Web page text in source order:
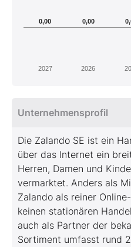
0,00 0,00
2027 2026
Unternehmensprofil
Die Zalando SE ist ein
über das Internet ein
Herren, Damen und
vermarktet. Anders als
Zalando als reiner
keinen stationären
auch als Partner der
Sortiment umfasst rund